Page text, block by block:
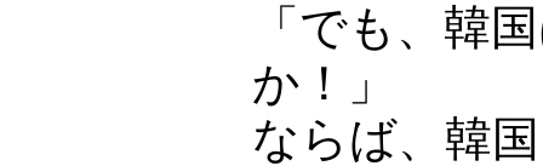
「でも、韓
か！」
ならば、韓